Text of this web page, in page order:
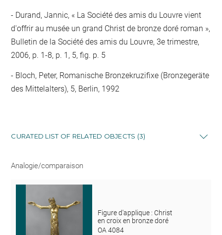
Durand, Jannic, « La Société des amis du Louvre vient
d'offrir au musée un grand Christ de bronze doré roman »,
Bulletin de la Société des amis du Louvre, 3e trimestre,
2006, p. 1-8, p. 1, 5, fig. p. 5
Bloch, Peter, Romanische Bronzekruzifixe (Bronzegeräte
des Mittelalters), 5, Berlin, 1992
CURATED LIST OF RELATED OBJECTS (3)
Analogie/comparaison
Figure d'applique : Christ
en croix en bronze doré
OA 4084